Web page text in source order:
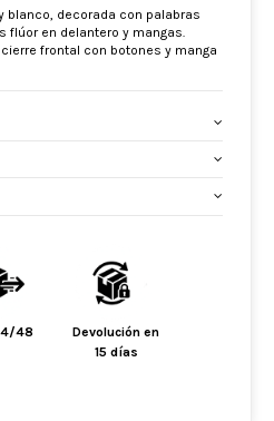
blanco, decorada con palabras
en delantero y mangas.
frontal con botones y manga
48
Devolución en
15 días